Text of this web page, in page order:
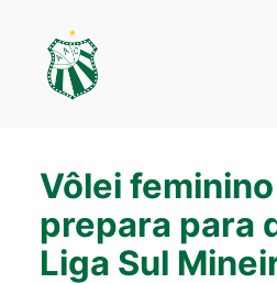
conteúdo
Vôlei
prepara para
Liga Sul